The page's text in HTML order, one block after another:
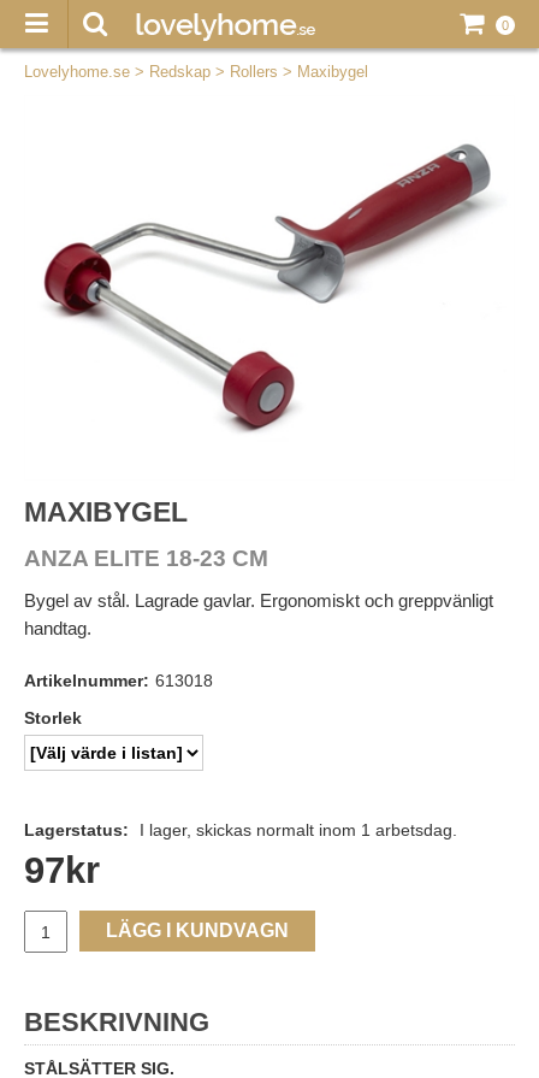
0
Lovelyhome.se > Redskap > Rollers > Maxibygel
MAXIBYGEL
ANZA ELITE 18-23 CM
Bygel av stål. Lagrade gavlar. Ergonomiskt och greppvänligt
handtag.
Artikelnummer: 613018
Storlek
Lagerstatus: I lager, skickas normalt inom 1 arbetsdag.
97 kr
LÄGG I KUNDVAGN
BESKRIVNING
STÅLSÄTTER SIG.